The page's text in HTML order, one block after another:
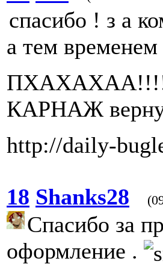
спасибо ! з а
а тем временем
КАРНАЖ
http://daily-
18 Shanks28
Спасибо за
оформление .